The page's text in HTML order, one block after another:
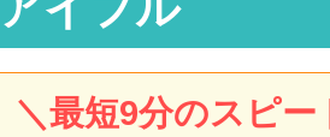
＼最短9分のスピー